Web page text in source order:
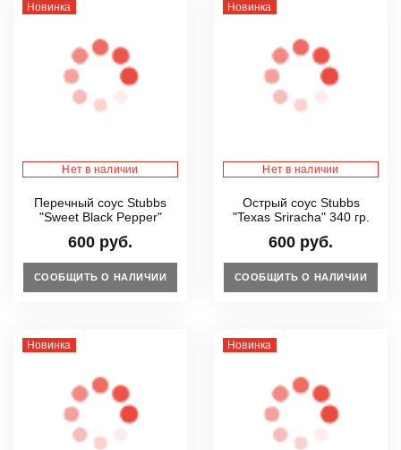
Новинка
Нет в наличии
Перечный соус Stubbs
"Sweet Black Pepper"
600 руб.
СООБЩИТЬ О НАЛИЧИИ
Новинка
Нет в наличии
Острый соус Stubbs
"Texas Sriracha" 340 гр.
600 руб.
СООБЩИТЬ О НАЛИЧИИ
Новинка Новинка